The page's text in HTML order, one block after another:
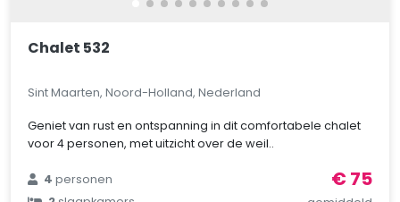
Chalet 532
Sint Maarten, Noord-Holland, Nederland
Geniet van rust en ontspanning in dit comfortabele chalet
voor 4 personen, met uitzicht over de weil..
4personen
€ 75